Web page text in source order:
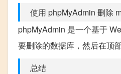
使用 phpMyAdmin 删除
phpMyAdmin 是一个基于
要删除的数据库，然后在顶
总结